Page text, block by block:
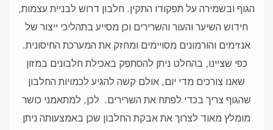
הגוף ובשמירה על תפקודו התקין. חלבון דרוש לבניית עצמות,
חידוש השיער והעור והשרירים וכן מסייע בתהליכי ייצור של
אנזימים והורמונים מסויימים ומחזק את המערכת החיסונית.
כפי שציינו, בהחלט ניתן להסתפק באכילת חלבונים במזון
שאנו צורכים מדי יום, אולם קשה להגיע לכמויות החלבון
שהגוף צריך בכדי לפתח את השרירים. לכן, למתאמני כושר
מומלץ מאוד לצרוך את אבקת החלבון שכן באמצעותה ניתן